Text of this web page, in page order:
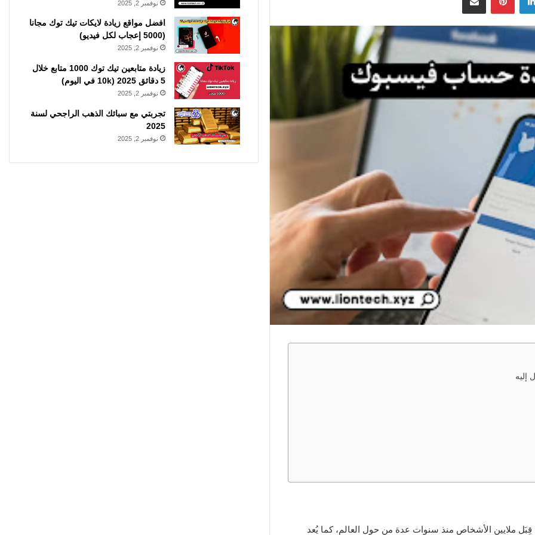
إليه
قِبَل ملايين الأشخاص منذ سنوات عدة من حول العالم، كما يُعد
نوفمبر 2, 2025
افضل مواقع زيادة لايكات تيك توك مجانا
(5000 إعجاب لكل فيديو)
نوفمبر 2, 2025
زيادة متابعين تيك توك 1000 متابع خلال
5 دقائق 2025 (10k في اليوم)
نوفمبر 2, 2025
تجربتي مع سبائك الذهب الراجحي لسنة
2025
نوفمبر 2, 2025